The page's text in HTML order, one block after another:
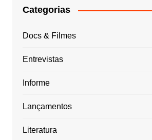
Categorias
Docs & Filmes
Entrevistas
Informe
Lançamentos
Literatura